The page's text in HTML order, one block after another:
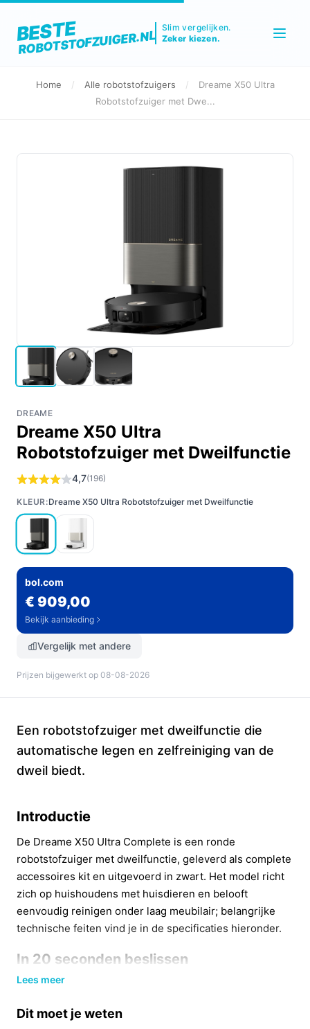
BESTE
ROBOTSTOFZUIGER.NL
Slim vergelijken.
Zeker kiezen.
Home / Alle robotstofzuigers /
Dreame X50 Ultra
Robotstofzuiger met Dwe...
DREAME
Dreame X50 Ultra
Robotstofzuiger met Dweilfunctie
4,7(196)
KLEUR:Dreame X50 Ultra Robotstofzuiger met Dweilfunctie
bol.com
€ 909,00
Bekijk aanbieding
Vergelijk met andere
Prijzen bijgewerkt op 08-08-2026
Een robotstofzuiger met dweilfunctie die
automatische legen en zelfreiniging van de
dweil biedt.
Introductie
De Dreame X50 Ultra Complete is een ronde
robotstofzuiger met dweilfunctie, geleverd als complete
accessoires kit en uitgevoerd in zwart. Het model richt
zich op huishoudens met huisdieren en belooft
eenvoudig reinigen onder laag meubilair; belangrijke
technische feiten vind je in de specificaties hieronder.
In 20 seconden beslissen
Kopen als:
huisdierharen en een complete set accessoires.
Lees meer
Dit moet je weten